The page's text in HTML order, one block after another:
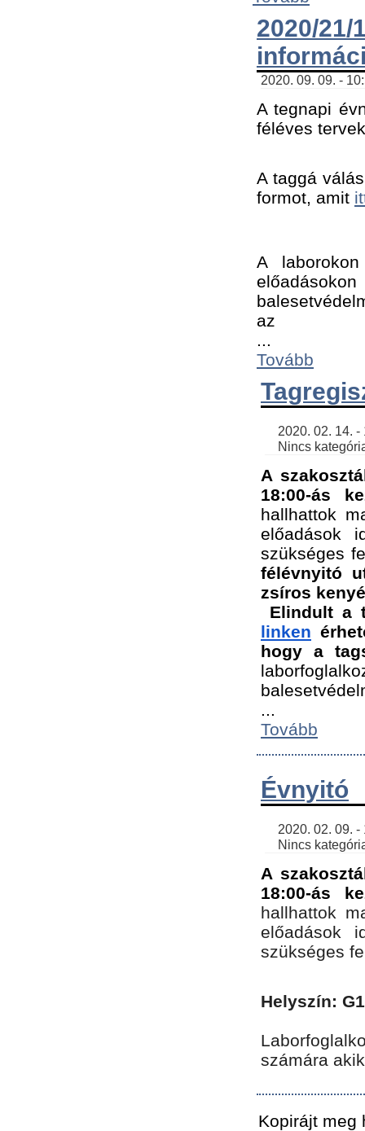
2020/
2020. 09. 09. -
A tegnapi
féléves
A taggá
formot, amit
A
az ﻿
Tovább
Nincs
A
18:00-ás
hallhattok
előadások
szükséges
félévnyitó
zsíros
Elindult a
linken
hogy a
Tovább
Évnyitó
Nincs
A
18:00-ás
hallhattok
előadások
szükséges
Helyszín:
számára
Kopirájt meg